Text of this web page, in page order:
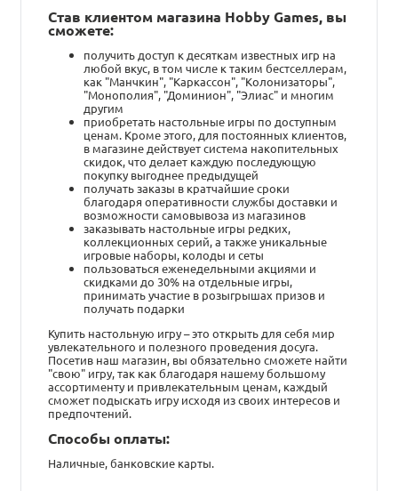
Став клиентом магазина Hobby Games, вы
сможете:
получить доступ к десяткам известных игр на
любой вкус, в том числе к таким бестселлерам,
как "Манчкин", "Каркассон", "Колонизаторы",
"Монополия", "Доминион", "Элиас" и многим
другим
приобретать настольные игры по доступным
ценам. Кроме этого, для постоянных клиентов,
в магазине действует система накопительных
скидок, что делает каждую последующую
покупку выгоднее предыдущей
получать заказы в кратчайшие сроки
благодаря оперативности службы доставки и
возможности самовывоза из магазинов
заказывать настольные игры редких,
коллекционных серий, а также уникальные
игровые наборы, колоды и сеты
пользоваться еженедельными акциями и
скидками до 30% на отдельные игры,
принимать участие в розыгрышах призов и
получать подарки
Купить настольную игру – это открыть для себя мир
увлекательного и полезного проведения досуга.
Посетив наш магазин, вы обязательно сможете найти
"свою" игру, так как благодаря нашему большому
ассортименту и привлекательным ценам, каждый
сможет подыскать игру исходя из своих интересов и
предпочтений.
Способы оплаты:
Наличные, банковские карты.